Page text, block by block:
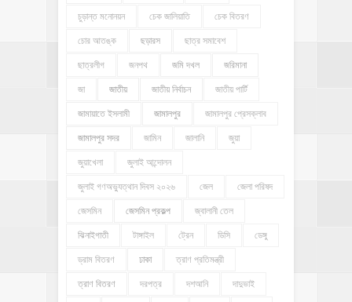
চুড়ান্ত মনোনয়ন চেক জালিয়াতি চেক বিতরণ
চোর আতঙ্ক ছড়ারস ছাত্র সমাবেশ
ছাত্রলীগ জনপথ জমি দখল জরিমানা
জা জাতীয় জাতীয় নির্বাচন জাতীয় পার্টি
জামায়াতে ইসলামী জামালপুর জামালপুর প্রেসক্লাব
জামালপুর সদর জামিন জালানি জুয়া
জুয়াখেলা জুলাই আন্দোলন
জুলাই গণঅভ্যুত্থান দিবস ২০২৬ জেল জেলা পরিষদ
জেসমিন জেসমিন প্রকল্প জ্বালানী তেল
ঝিনাইগাতী টাঙ্গাইল ট্রেন ডিসি ডেঙ্গু
ড্রাম বিতরণ ঢাকা ত্রাণ প্রতিমন্ত্রী
ত্রাণ বিতরণ দরপত্র দশআনি দাদুভাই